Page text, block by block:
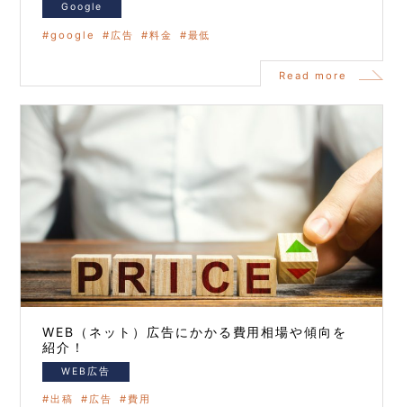
Google
google 広告 料金 最低
Read more
WEB（ネット）広告にかかる費用相場や傾向を
紹介！
WEB広告
出稿 広告 費用